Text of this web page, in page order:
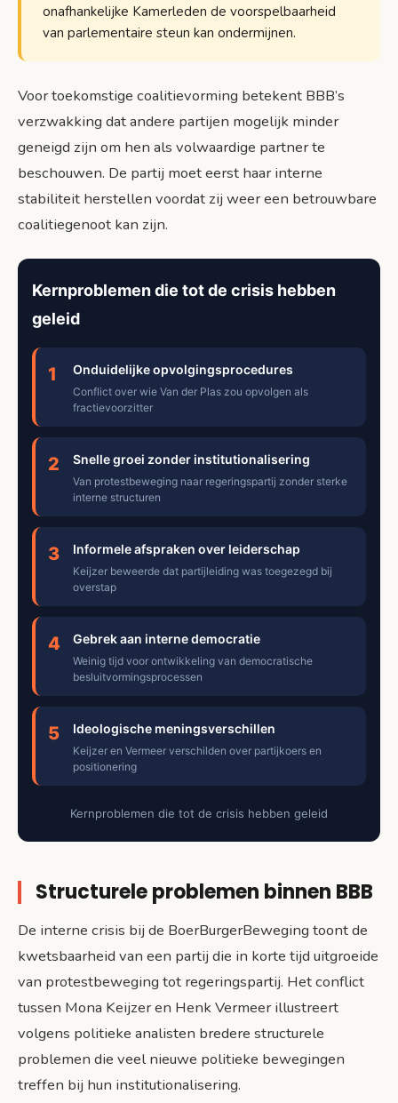
onafhankelijke Kamerleden de voorspelbaarheid
van parlementaire steun kan ondermijnen.
Voor toekomstige coalitievorming betekent BBB’s
verzwakking dat andere partijen mogelijk minder
geneigd zijn om hen als volwaardige partner te
beschouwen. De partij moet eerst haar interne
stabiliteit herstellen voordat zij weer een betrouwbare
coalitiegenoot kan zijn.
Kernproblemen die tot de crisis hebben
geleid
1 Onduidelijke opvolgingsprocedures
Conflict over wie Van der Plas zou opvolgen als
fractievoorzitter
2 Snelle groei zonder institutionalisering
Van protestbeweging naar regeringspartij zonder sterke
interne structuren
3 Informele afspraken over leiderschap
Keijzer beweerde dat partijleiding was toegezegd bij
overstap
4 Gebrek aan interne democratie
Weinig tijd voor ontwikkeling van democratische
besluitvormingsprocessen
5 Ideologische meningsverschillen
Keijzer en Vermeer verschilden over partijkoers en
positionering
Kernproblemen die tot de crisis hebben geleid
Structurele problemen binnen BBB
De interne crisis bij de BoerBurgerBeweging toont de
kwetsbaarheid van een partij die in korte tijd uitgroeide
van protestbeweging tot regeringspartij. Het conflict
tussen Mona Keijzer en Henk Vermeer illustreert
volgens politieke analisten bredere structurele
problemen die veel nieuwe politieke bewegingen
treffen bij hun institutionalisering.